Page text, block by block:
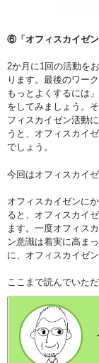
⑥「オフィスカイゼン
2か月に1回の活動を
ります。最後のワー
もっとよくするには
をしてみましょう。
フィスカイゼン活動
うと、オフィスカイ
でしょう。
今回はオフィスカイ
オフィスカイゼンに
ると、オフィスカイ
ます。一度オフィス
ン意識は着実に高ま
に、オフィスカイゼ
ここまで読んでいた